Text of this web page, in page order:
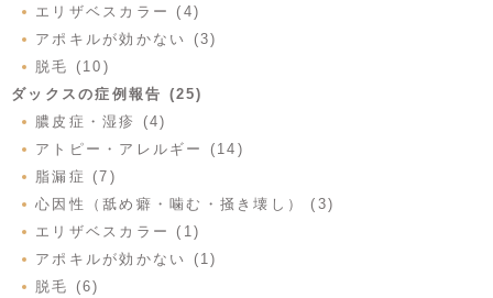
エリザベスカラー (4)
アポキルが効かない (3)
脱毛 (10)
ダックスの症例報告 (25)
膿皮症・湿疹 (4)
アトピー・アレルギー (14)
脂漏症 (7)
心因性（舐め癖・噛む・掻き壊し） (3)
エリザベスカラー (1)
アポキルが効かない (1)
脱毛 (6)